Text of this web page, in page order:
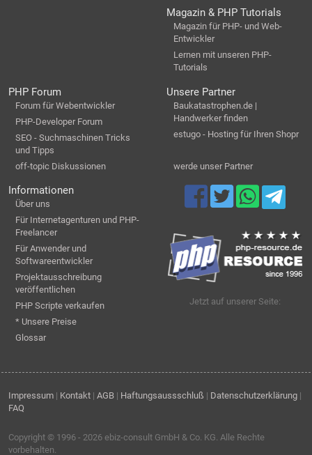
Magazin & PHP Tutorials
Magazin für PHP- und Web-
Entwickler
Lernen mit unseren PHP-
Tutorials
PHP Forum
Forum für Webentwickler
PHP-Developer Forum
SEO - Suchmaschinen Tricks
und Tipps
off-topic Diskussionen
Unsere Partner
Baukatastrophen.de |
Handwerker finden
estugo - Hosting für Ihren Shopr
werde unser Partner
Informationen
Über uns
Für Internetagenturen und PHP-
Freelancer
Für Anwender und
Softwareentwickler
Projektausschreibung
veröffentlichen
PHP Scripte verkaufen
* Unsere Preise
Glossar
Jetzt auf unserer Seite:
Impressum | Kontakt | AGB | Haftungsaussschluß | Datenschutzerklärung |
FAQ
Copyright © 1996 - 2026 ebiz-consult GmbH & Co. KG . Alle Rechte
vorbehalten.